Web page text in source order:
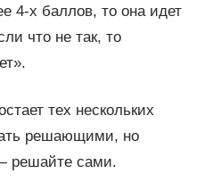
4-х баллов, то она идет
что не так, то
тех нескольких
решающими, но
решайте сами.